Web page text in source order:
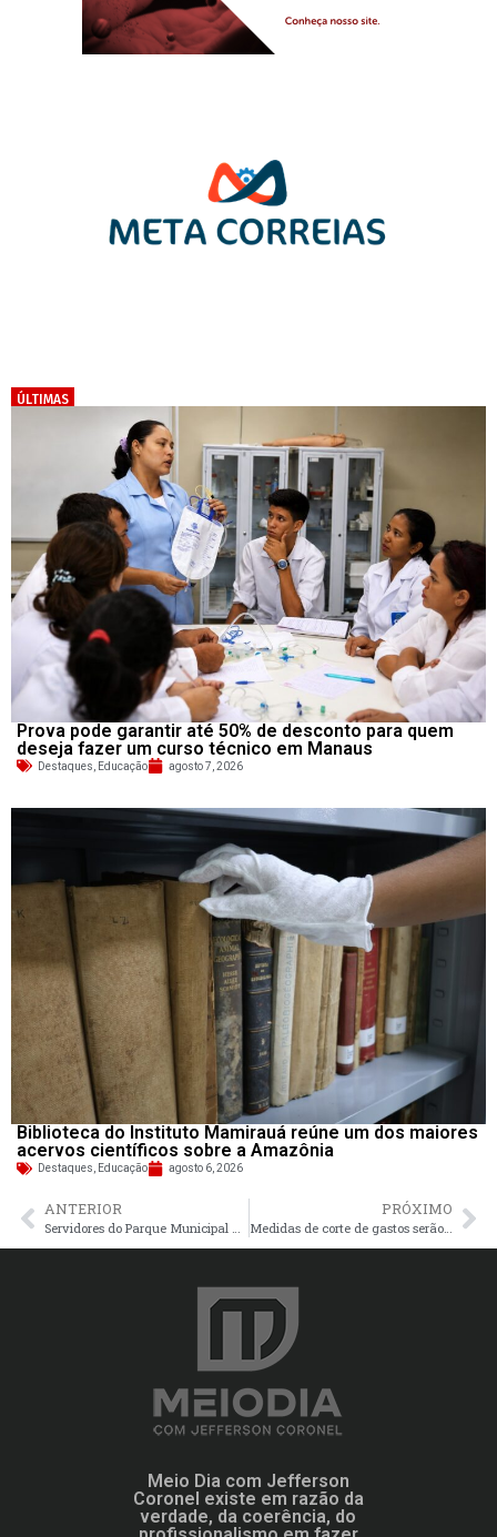
ÚLTIMAS
Prova pode garantir até 50% de desconto para quem
deseja fazer um curso técnico em Manaus
Destaques Educação agosto 7, 2026
Biblioteca do Instituto Mamirauá reúne um dos maiores
acervos científicos sobre a Amazônia
Destaques Educação agosto 6, 2026
ANTERIOR
Servidores do Parque Municipal do Idoso são capacitados em primeiros socorros
PRÓXIMO
Medidas de corte de gastos serão inseridas em novo projeto, diz Haddad
Meio Dia com Jefferson
Coronel existe em razão da
verdade, da coerência, do